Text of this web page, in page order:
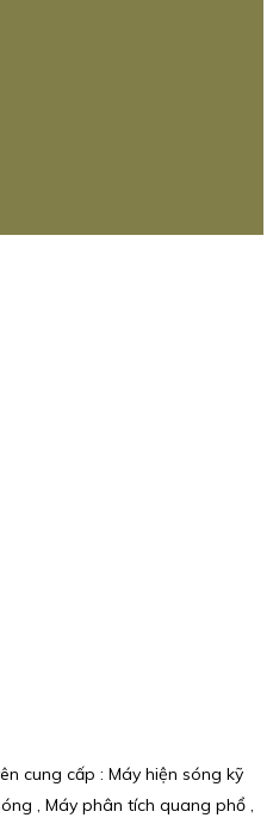
cung cấp : Máy hiện sóng kỹ
, Máy phân tích quang phổ ,